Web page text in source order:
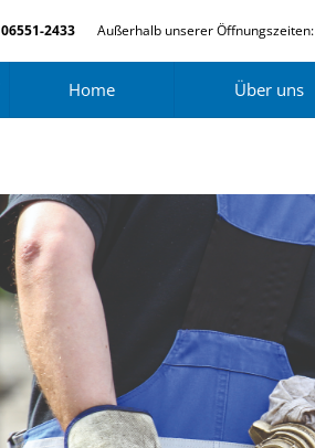
06551-2433 Außerhalb unserer Öffnungszeiten:
Home Über uns